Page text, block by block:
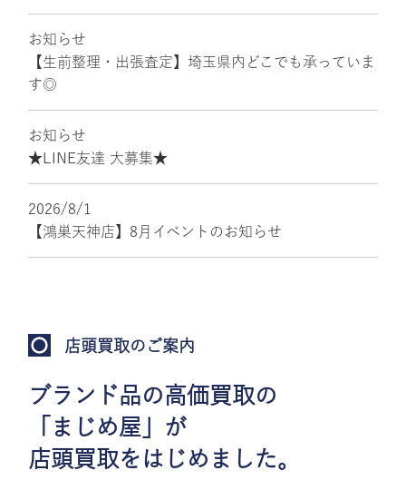
お知らせ
【生前整理・出張査定】埼玉県内どこでも承っていま
す◎
お知らせ
★LINE友達 大募集★
2026/8/1
【鴻巣天神店】8月イベントのお知らせ
店頭買取のご案内
ブランド品の高価買取の
「まじめ屋」が
店頭買取をはじめました。